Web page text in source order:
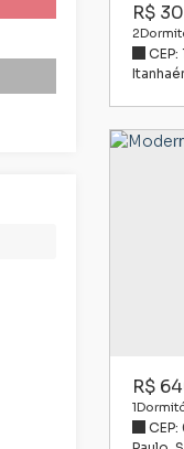
R$
2
68m²
R$
1
57m²